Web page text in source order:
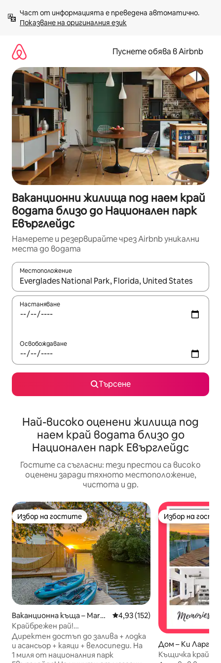
към
съдържанието
Показване на оригиналния език
Пуснете обява в Airbnb
Ваканционни жилища под наем край
водата близо до Национален парк
Евърглейдс
Намерете и резервирайте чрез Airbnb уникални
места до водата
Местоположение
Когато резултатите се покажат, използвайте
Настаняване
Освобождаване
Търсене
Най-високо оценени жилища под
наем край водата близо до
Национален парк Евърглейдс
Гостите са съгласни: тези престои са високо
оценени заради тяхното местоположение,
чистота и др.
Избор на гостите
Избор на гостите
Ваканционна къща – Marco
Island
Средна оценка: 4,93 от 5,
4,93 (152)
Крайбрежен рай!
Каяци+велосипеди+риболов+пристанище
за лодки
Директен достъп до залива + лодка
и асансьор + каяци + велосипеди. На
1 миля от националния парк
Избор на
Избор на
Дом – Ки Ларго
Къщичка край